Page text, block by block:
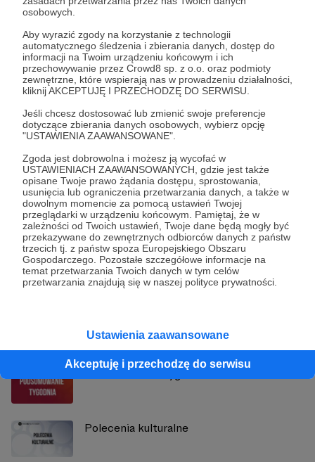
osobowych.
Aby wyrazić zgody na korzystanie z technologii
automatycznego śledzenia i zbierania danych, dostęp do
informacji na Twoim urządzeniu końcowym i ich
przechowywanie przez Crowd8 sp. z o.o. oraz podmioty
zewnętrzne, które wspierają nas w prowadzeniu działalności,
kliknij AKCEPTUJĘ I PRZECHODZĘ DO SERWISU.
Jeśli chcesz dostosować lub zmienić swoje preferencje
dotyczące zbierania danych osobowych, wybierz opcję
"USTAWIENIA ZAAWANSOWANE".
Zgoda jest dobrowolna i możesz ją wycofać w
USTAWIENIACH ZAAWANSOWANYCH, gdzie jest także
opisane Twoje prawo żądania dostępu, sprostowania,
usunięcia lub ograniczenia przetwarzania danych, a także w
dowolnym momencie za pomocą ustawień Twojej
przeglądarki w urządzeniu końcowym. Pamiętaj, że w
zależności od Twoich ustawień, Twoje dane będą mogły być
przekazywane do zewnętrznych odbiorców danych z państw
trzecich tj. z państw spoza Europejskiego Obszaru
Gospodarczego. Pozostałe szczegółowe informacje na
temat przetwarzania Twoich danych w tym celów
przetwarzania znajdują się w naszej polityce prywatności.
Ustawienia zaawansowane
Akceptuję i przechodzę do serwisu
Aby zobaczyć ten materiał musisz być zalogowany
Zostań Patronem
Zaloguj się
Udostępnij
Radio 357
Zobacz profil autora
Zobacz również
Podsumowanie tygodnia 9 - 15.11
Polecenia kulturalne